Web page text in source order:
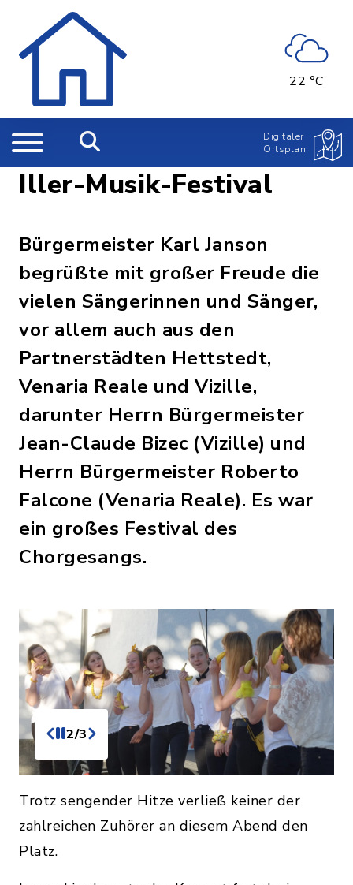
22 °C
Digitaler
Ortsplan
Iller-Musik-Festival
Bürgermeister Karl Janson
begrüßte mit großer Freude die
vielen Sängerinnen und Sänger,
vor allem auch aus den
Partnerstädten Hettstedt,
Venaria Reale und Vizille,
darunter Herrn Bürgermeister
Jean-Claude Bizec (Vizille) und
Herrn Bürgermeister Roberto
Falcone (Venaria Reale). Es war
ein großes Festival des
Chorgesangs.
2/3
Trotz sengender Hitze verließ keiner der
zahlreichen Zuhörer an diesem Abend den
Platz.